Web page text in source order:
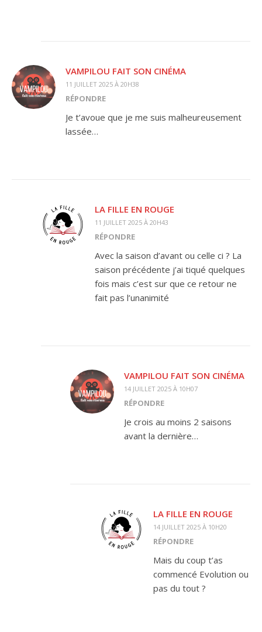
VAMPILOU FAIT SON CINÉMA
11 JUILLET 2025 À 20H38
RÉPONDRE
Je t’avoue que je me suis malheureusement
lassée…
LA FILLE EN ROUGE
11 JUILLET 2025 À 20H43
RÉPONDRE
Avec la saison d’avant ou celle ci ? La
saison précédente j’ai tiqué quelques
fois mais c’est sur que ce retour ne
fait pas l’unanimité
VAMPILOU FAIT SON CINÉMA
14 JUILLET 2025 À 10H07
RÉPONDRE
Je crois au moins 2 saisons
avant la dernière…
LA FILLE EN ROUGE
14 JUILLET 2025 À 10H20
RÉPONDRE
Mais du coup t’as
commencé Evolution ou
pas du tout ?